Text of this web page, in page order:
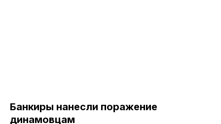
Банкиры нанесли поражение
динамовцам